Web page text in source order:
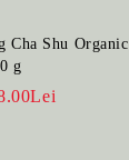
Cha Shu Organic
g